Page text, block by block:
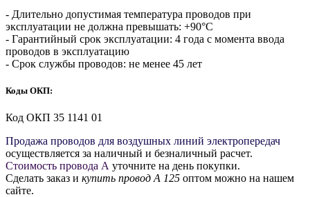
- Длительно допустимая температура проводов при
эксплуатации не должна превышать: +90°С
- Гарантийный срок эксплуатации: 4 года с момента ввода
проводов в эксплуатацию
- Срок службы проводов: не менее 45 лет
Коды ОКП:
Код ОКП 35 1141 01
Продажа проводов для воздушных линий электропередач
осуществляется за наличный и безналичный расчет.
Стоимость провода А уточните на день покупки.
Сделать заказ и купить провод А 125 оптом можно на нашем
сайте.